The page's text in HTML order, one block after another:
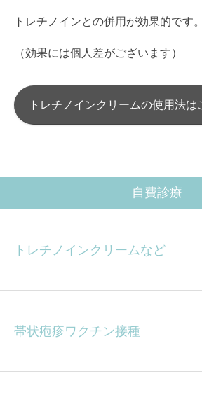
トレチノインとの併用が効果的です。
（効果には個人差がございます）
トレチノインクリームの使用法は
自費診療
トレチノインクリームなど
帯状疱疹ワクチン接種